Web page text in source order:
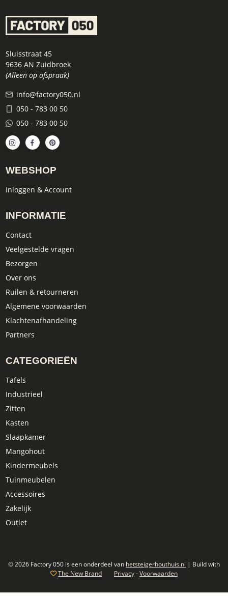
Sluisstraat 45
9636 AN Zuidbroek
(Alleen op afspraak)
info@factory050.nl
050 - 783 00 50
050 - 783 00 50
WEBSHOP
Inloggen & Account
INFORMATIE
Contact
Veelgestelde vragen
Bezorgen
Over ons
Ruilen & retourneren
Algemene voorwaarden
Klachtenafhandeling
Partners
CATEGORIEËN
Tafels
Industrieel
Zitten
Kasten
Slaapkamer
Mangohout
Kindermeubels
Tuinmeubelen
Accessoires
Zakelijk
Outlet
© 2026 Factory 050 is een onderdeel van hetsteigerhouthuis.nl | Build with
The New Brand
Privacy-Voorwaarden